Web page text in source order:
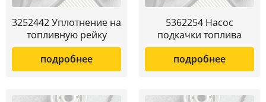
3252442 Уплотнение на
топливную рейку
подробнее
5362254 Насос
подкачки топлива
подробнее